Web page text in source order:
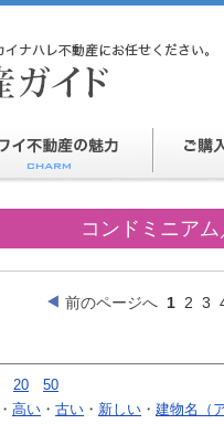
コンドミニア
前のページへ 1 2 3
20
50
・ 高い ・ 古い ・ 新しい ・ 建物名（